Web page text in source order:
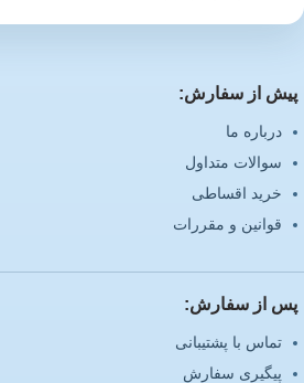
پیش از سفارش:
درباره ما
سوالات متداول
خرید اقساطی
قوانین و مقررات
پس از سفارش:
تماس با پشتیبانی
پیگیری سفارش